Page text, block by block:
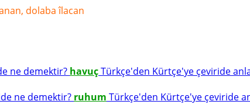
do­laba îlacan
ne demektir? havuçTürkçe'den Kürtçe'ye çeviride
ne demektir? ruhum Türkçe'den Kürtçe'ye çeviride